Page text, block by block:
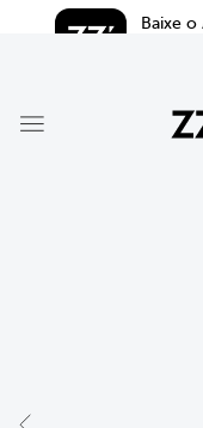
Baixe o